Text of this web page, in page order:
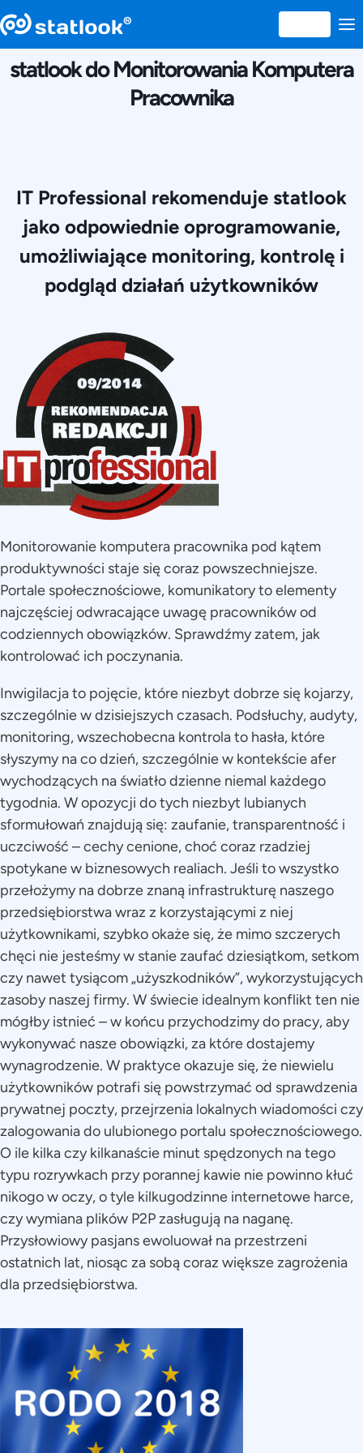
29 NOIEMBRIE 2014
statlook do Monitorowania Komputera
Pracownika
IT Professional rekomenduje statlook
jako odpowiednie oprogramowanie,
umożliwiające monitoring, kontrolę i
podgląd działań użytkowników
Monitorowanie komputera pracownika pod kątem
produktywności staje się coraz powszechniejsze.
Portale społecznościowe, komunikatory to elementy
najczęściej odwracające uwagę pracowników od
codziennych obowiązków. Sprawdźmy zatem, jak
kontrolować ich poczynania.
Inwigilacja to pojęcie, które niezbyt dobrze się kojarzy,
szczególnie w dzisiejszych czasach. Podsłuchy, audyty,
monitoring, wszechobecna kontrola to hasła, które
słyszymy na co dzień, szczególnie w kontekście afer
wychodzących na światło dzienne niemal każdego
tygodnia. W opozycji do tych niezbyt lubianych
sformułowań znajdują się: zaufanie, transparentność i
uczciwość – cechy cenione, choć coraz rzadziej
spotykane w biznesowych realiach. Jeśli to wszystko
przełożymy na dobrze znaną infrastrukturę naszego
przedsiębiorstwa wraz z korzystającymi z niej
użytkownikami, szybko okaże się, że mimo szczerych
chęci nie jesteśmy w stanie zaufać dziesiątkom, setkom
czy nawet tysiącom „użyszkodników”, wykorzystujących
zasoby naszej firmy. W świecie idealnym konflikt ten nie
mógłby istnieć – w końcu przychodzimy do pracy, aby
wykonywać nasze obowiązki, za które dostajemy
wynagrodzenie. W praktyce okazuje się, że niewielu
użytkowników potrafi się powstrzymać od sprawdzenia
prywatnej poczty, przejrzenia lokalnych wiadomości czy
zalogowania do ulubionego portalu społecznościowego.
O ile kilka czy kilkanaście minut spędzonych na tego
typu rozrywkach przy porannej kawie nie powinno kłuć
nikogo w oczy, o tyle kilkugodzinne internetowe harce,
czy wymiana plików P2P zasługują na naganę.
Przysłowiowy pasjans ewoluował na przestrzeni
ostatnich lat, niosąc za sobą coraz większe zagrożenia
dla przedsiębiorstwa.